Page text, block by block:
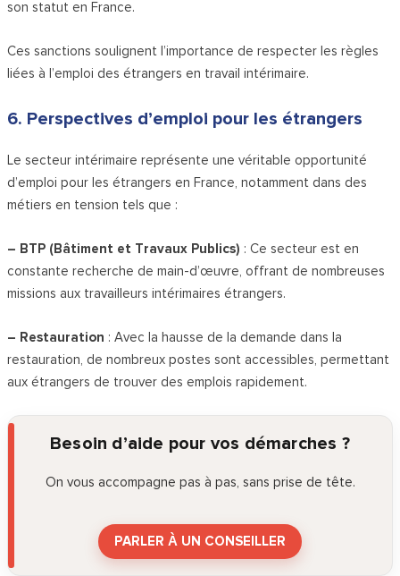
son statut en France.
Ces sanctions soulignent l’importance de respecter les règles
liées à l’emploi des étrangers en travail intérimaire.
6. Perspectives d’emploi pour les étrangers
Le secteur intérimaire représente une véritable opportunité
d’emploi pour les étrangers en France, notamment dans des
métiers en tension tels que :
– BTP (Bâtiment et Travaux Publics) : Ce secteur est en
constante recherche de main-d’œuvre, offrant de nombreuses
missions aux travailleurs intérimaires étrangers.
– Restauration : Avec la hausse de la demande dans la
restauration, de nombreux postes sont accessibles, permettant
aux étrangers de trouver des emplois rapidement.
Besoin d’aide pour vos démarches ?
On vous accompagne pas à pas, sans prise de tête.
PARLER À UN CONSEILLER